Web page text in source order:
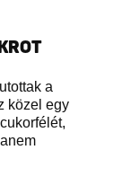
a
közel egy